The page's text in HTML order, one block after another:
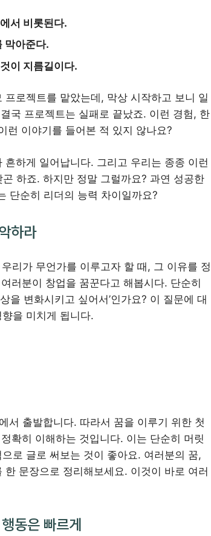
서 비롯된다.
막아준다.
이 지름길이다.
로젝트를 맡았는데, 막상 시작하고 보니 일
국 프로젝트는 실패로 끝났죠. 이런 경험, 한
런 이야기를 들어본 적 있지 않나요?
하게 일어납니다. 그리고 우리는 종종 이런
곤 하죠. 하지만 정말 그럴까요? 과연 성공한
단순히 리더의 능력 차이일까요?
하라
우리가 무언가를 이루고자 할 때, 그 이유를 정
러분이 창업을 꿈꾼다고 해봅시다. 단순히
을 변화시키고 싶어서’인가요? 이 질문에 대
을 미치게 됩니다.
서 출발합니다. 따라서 꿈을 이루기 위한 첫
확히 이해하는 것입니다. 이는 단순히 머릿
로 글로 써보는 것이 좋아요. 여러분의 꿈,
문장으로 정리해보세요. 이것이 바로 여러
동은 빠르게